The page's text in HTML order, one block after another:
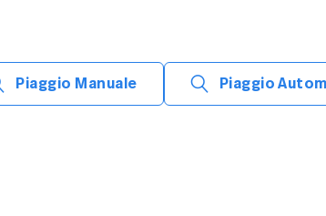
Piaggio Manuale Piaggio